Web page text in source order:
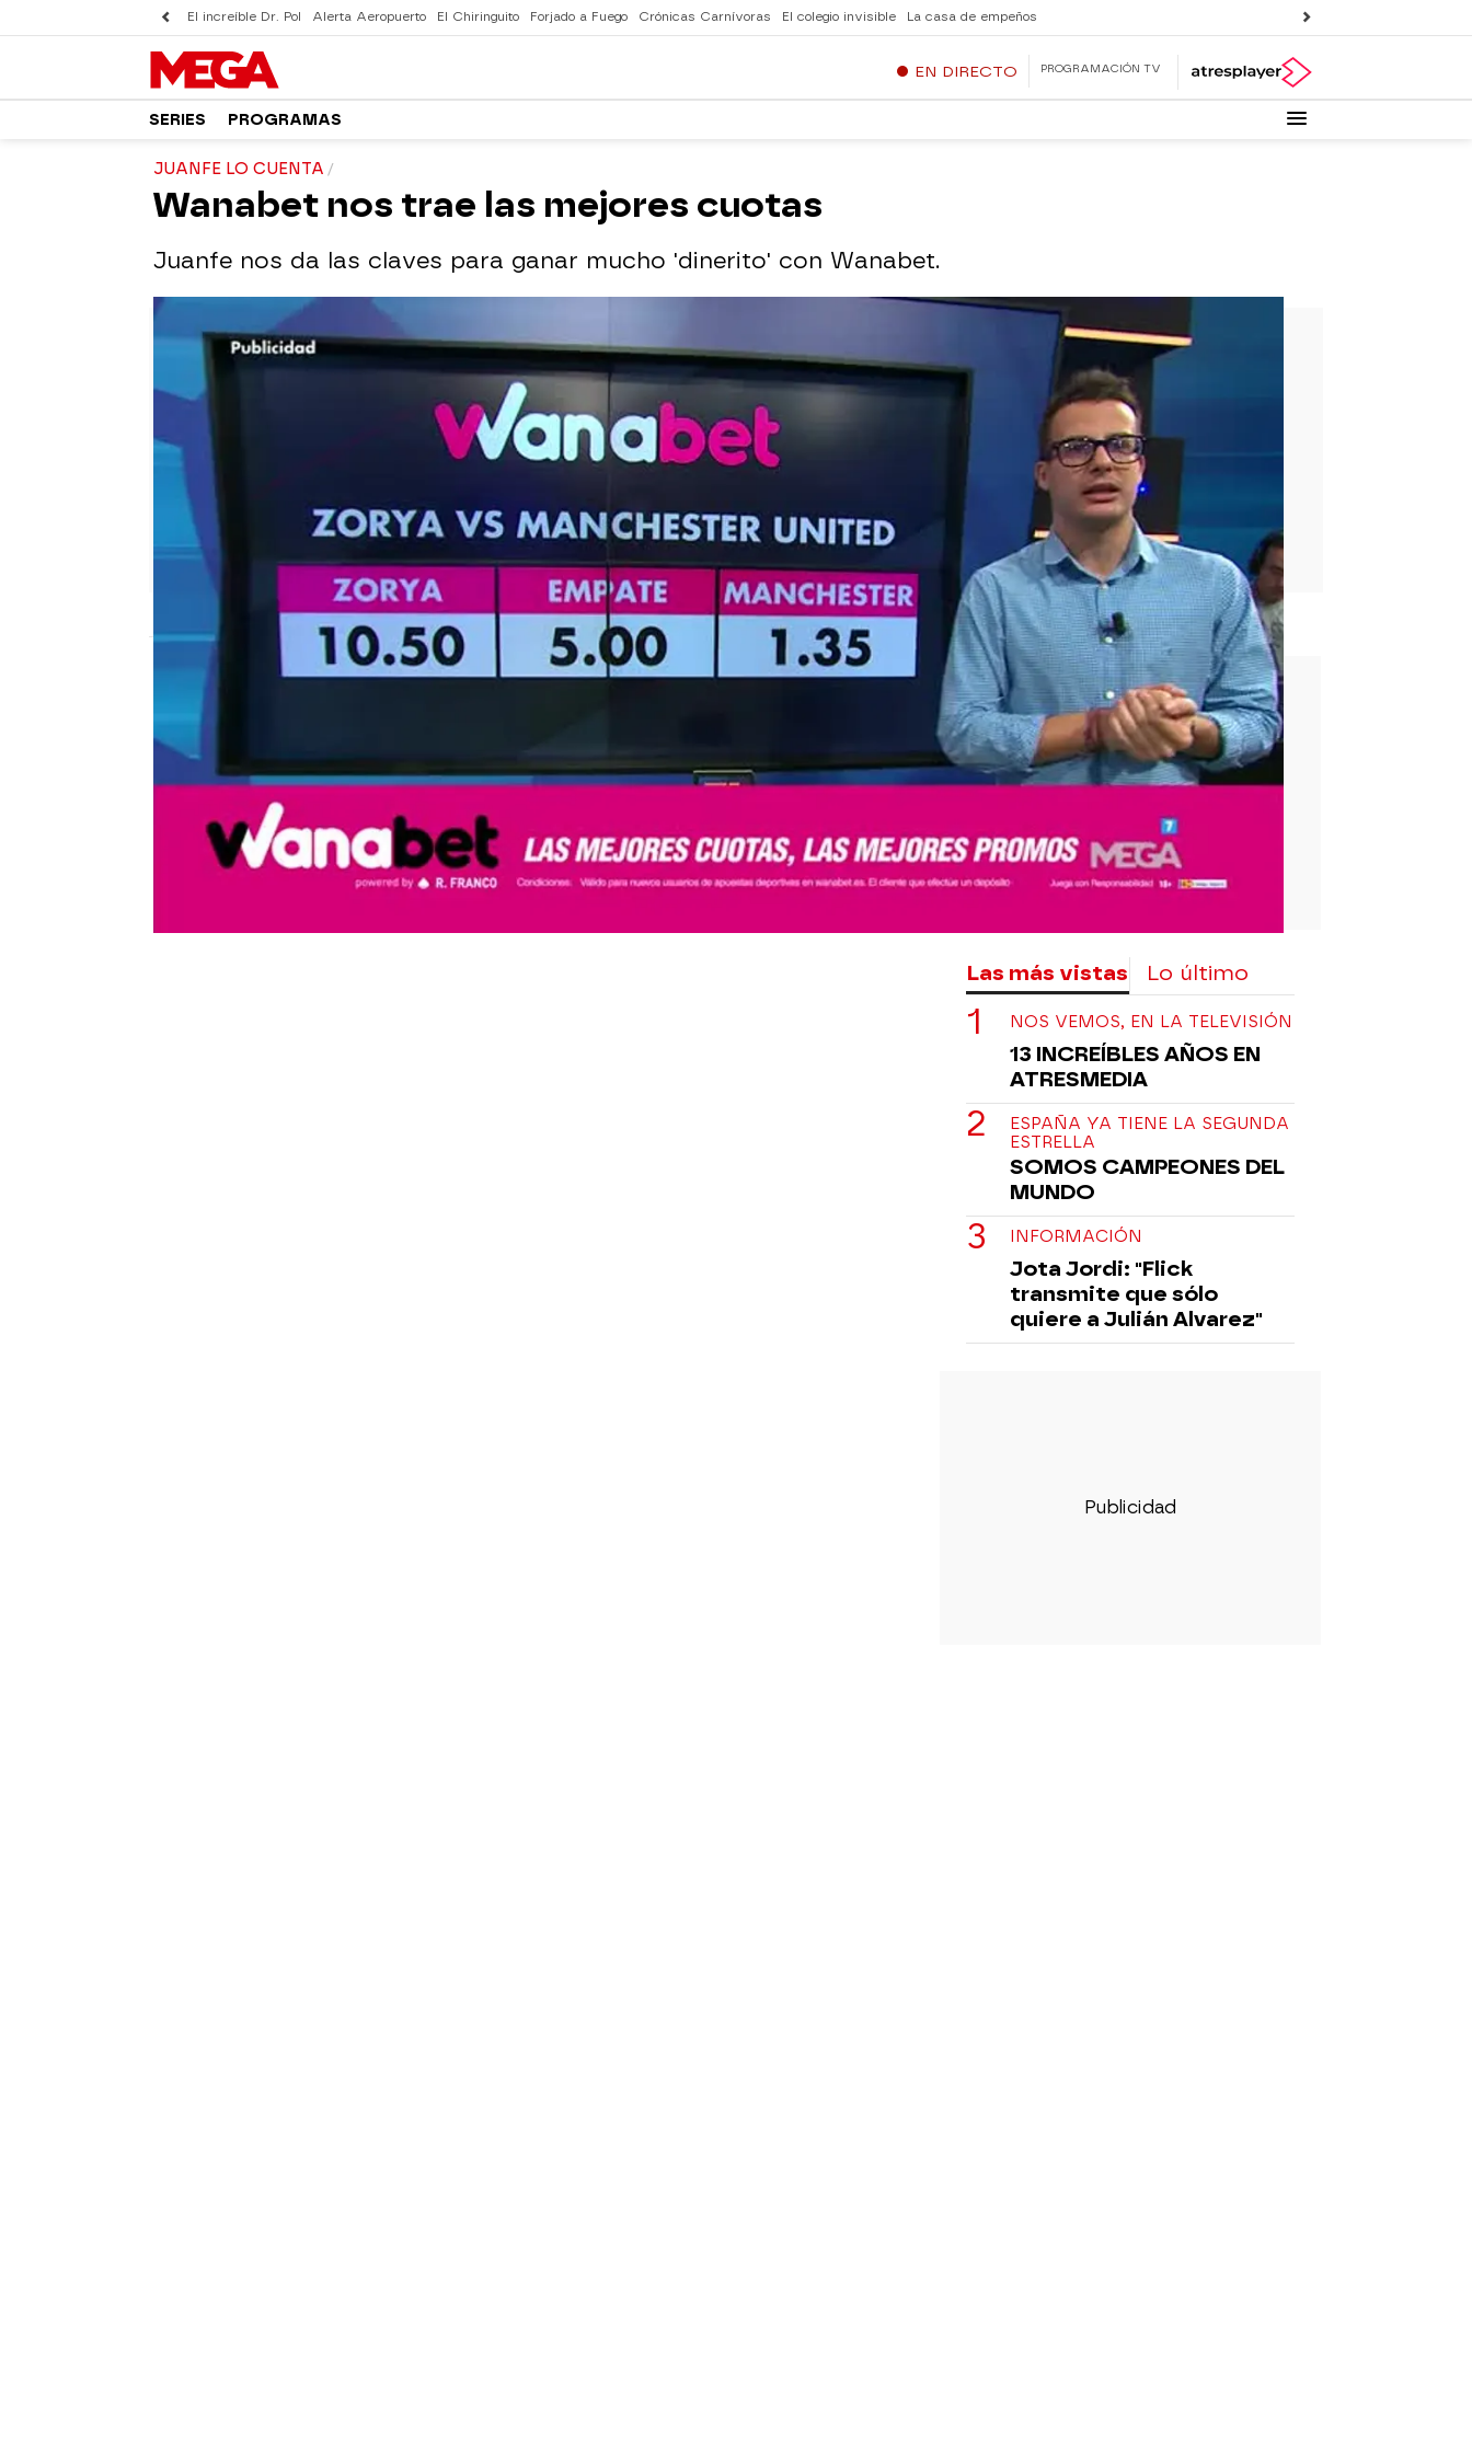
El increíble Dr. Pol Alerta Aeropuerto El Chiringuito Forjado a Fuego Crónicas Carnívoras El colegio invisible La casa de empeños
EN DIRECTO PROGRAMACIÓN TV
SERIES PROGRAMAS
JUANFE LO CUENTA
Wanabet nos trae las mejores cuotas
Juanfe nos da las claves para ganar mucho 'dinerito' con Wanabet.
WhatsappFacebook
X Flipboard
el chiringuito wanabet Juanfe Sanz
Las más vistas Lo último
NOS VEMOS, EN LA TELEVISIÓN
13 INCREÍBLES AÑOS EN
ATRESMEDIA
ESPAÑA YA TIENE LA SEGUNDA
ESTRELLA
SOMOS CAMPEONES DEL
MUNDO
INFORMACIÓN
Jota Jordi: "Flick
transmite que sólo
quiere a Julián Alvarez"